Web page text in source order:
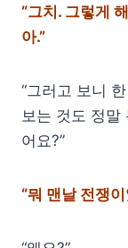
“그치. 그렇게
아.”
“그러고 보니
보는 것도 정말
어요?”
“뭐 맨날 전쟁이